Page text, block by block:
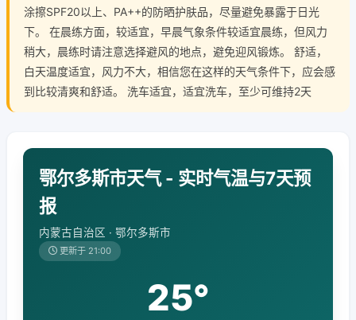
涂擦SPF20以上、PA++的防晒护肤品，尽量避免暴露于日光
下。 在晨练方面，较适宜，早晨气象条件较适宜晨练，但风力
稍大，晨练时请注意选择避风的地点，避免迎风锻炼。 舒适，
白天温度适宜，风力不大，相信您在这样的天气条件下，应会感
到比较清爽和舒适。 洗车适宜，适宜洗车，至少可维持2天
鄂尔多斯市天气 - 实时气温与7天预
报
内蒙古自治区 · 鄂尔多斯市
更新于 21:00
25°